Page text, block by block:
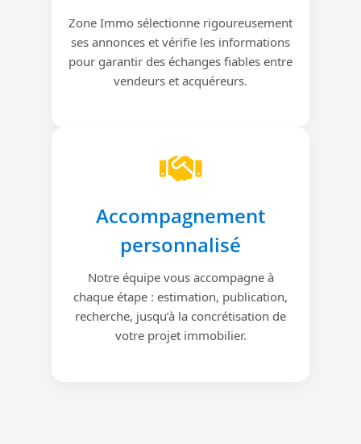
Zone Immo sélectionne rigoureusement
ses annonces et vérifie les informations
pour garantir des échanges fiables entre
vendeurs et acquéreurs.
Accompagnement
personnalisé
Notre équipe vous accompagne à
chaque étape : estimation, publication,
recherche, jusqu’à la concrétisation de
votre projet immobilier.